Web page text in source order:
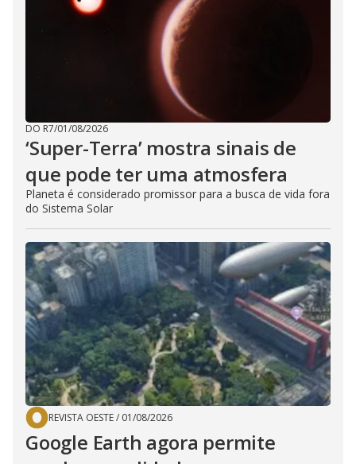
DO R7/01/08/2026
‘Super-Terra’ mostra sinais de
que pode ter uma atmosfera
Planeta é considerado promissor para a busca de vida fora
do Sistema Solar
REVISTA OESTE/ 01/08/2026
Google Earth agora permite